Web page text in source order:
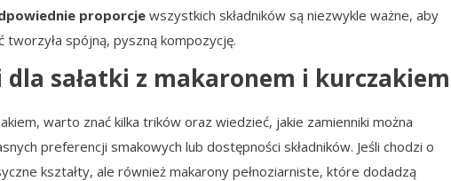
proporcjewszystkich składników są niezwykle ważne, aby
tworzyła spójną, pyszną kompozycję.
sałatki z makaronem i kurczakiem
warto znać kilka trików oraz wiedzieć, jakie zamienniki można
preferencji smakowych lub dostępności składników. Jeśli chodzi o
kształty, ale również makarony pełnoziarniste, które dodadzą